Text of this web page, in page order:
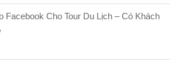
Facebook Cho Tour Du Lịch – Có Khách